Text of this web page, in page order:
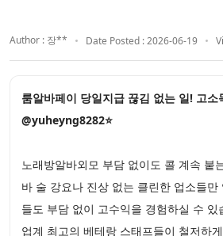
Author : 장** Date Posted : 2026-06-19
룸알바페이 당일지급 끊김 없는 일! 고소
@yuheyng8282⭐
노래방알바외모 부담 없이도 콜 계속 붙
바 술 강요나 진상 없는 클린한 업소들만
들도 부담 없이 고수익을 경험하실 수
업계 최고의 베테랑 스태프들이 철저하